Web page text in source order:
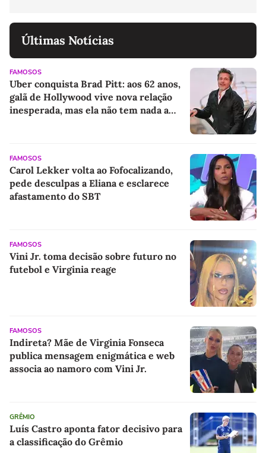
Últimas Notícias
FAMOSOS
Uber conquista Brad Pitt: aos 62 anos,
galã de Hollywood vive nova relação
inesperada, mas ela não tem nada a
FAMOSOS
Carol Lekker volta ao Fofocalizando,
pede desculpas a Eliana e esclarece
afastamento do SBT
FAMOSOS
Vini Jr. toma decisão sobre futuro no
futebol e Virginia reage
FAMOSOS
Indireta? Mãe de Virginia Fonseca
publica mensagem enigmática e web
associa ao namoro com Vini Jr.
GRÊMIO
Luís Castro aponta fator decisivo para
a classificação do Grêmio